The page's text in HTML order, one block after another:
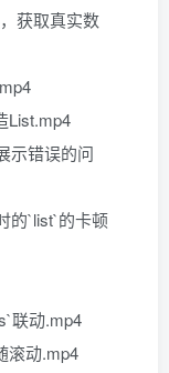
获取真实数
List.mp4
示错误的问
的`list`的卡顿
联动.mp4
滚动.mp4